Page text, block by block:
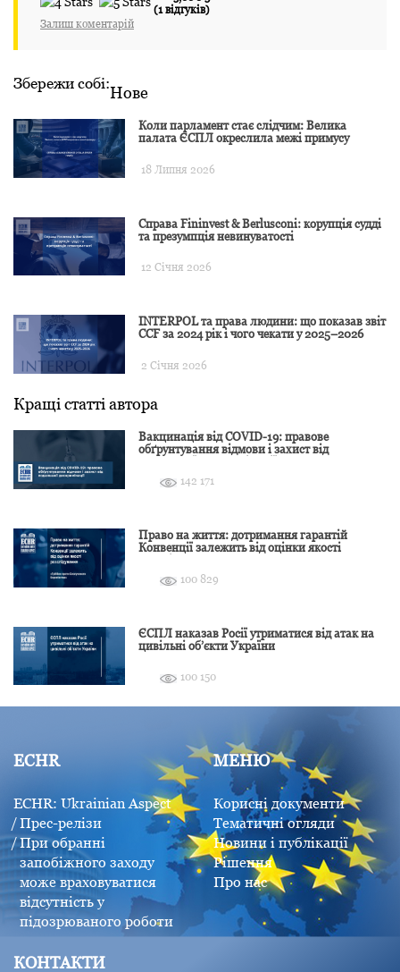
(1 відгуків)
Залиш коментарій
Збережи собі:Нове
Коли парламент стає слідчим: Велика
палата ЄСПЛ окреслила межі примусу
18 Липня 2026
Справа Fininvest & Berlusconi: корупція судді
та презумпція невинуватості
12 Січня 2026
INTERPOL та права людини: що показав звіт
CCF за 2024 рік і чого чекати у 2025–2026
2 Січня 2026
Кращі статті автора
Вакцинація від COVID-19: правове
обґрунтування відмови і захист від
142 171
Право на життя: дотримання гарантій
Конвенції залежить від оцінки якості
100 829
ЄСПЛ наказав Росії утриматися від атак на
цивільні об’єкти України
100 150
ECHR
ECHR: Ukrainian Aspect
Прес-релізи
При обранні
запобіжного заходу
може враховуватися
відсутність у
підозрюваного роботи
МЕНЮ
Корисні документи
Тематичні огляди
Новини і публікації
Рішення
Про нас
КОНТАКТИ